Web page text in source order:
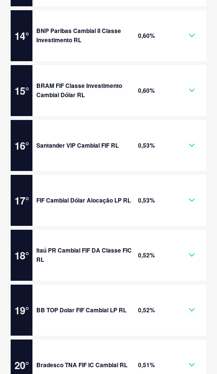
14°
BNP Paribas Cambial II Classe
Investimento RL
0,60%
15°
BRAM FIF Classe Investimento
Cambial Dólar RL
0,60%
16° Santander VIP Cambial FIF RL 0,53%
17° FIF Cambial Dólar Alocação LP RL 0,53%
18°
Itaú PR Cambial FIF DA Classe FIC
RL
0,52%
19° BB TOP Dolar FIF Cambial LP RL 0,52%
20° Bradesco TNA FIF IC Cambial RL 0,51%